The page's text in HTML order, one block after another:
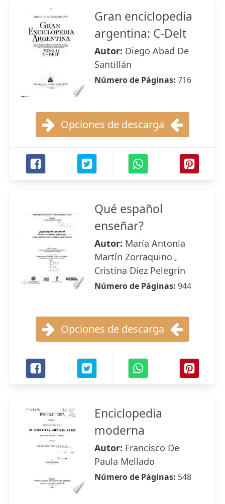
Gran enciclopedia
argentina: C-Delt
Autor: Diego Abad De
Santillán
Número de Páginas: 716
Opciones de descarga
Qué español
enseñar?
Autor: María Antonia
Martín Zorraquino ,
Cristina Díez Pelegrín
Número de Páginas: 944
Opciones de descarga
Enciclopedia
moderna
Autor: Francisco De
Paula Mellado
Número de Páginas: 548